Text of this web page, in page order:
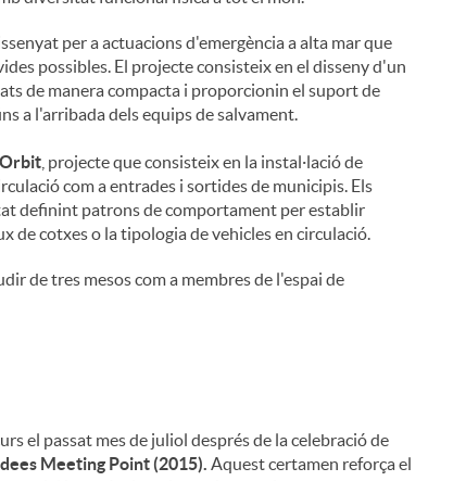
per a actuacions d'emergència a alta mar que
possibles. El projecte consisteix en el disseny d'un
de manera compacta i proporcionin el suport de
a l'arribada dels equips de salvament.
Orbit , projecte que consisteix en la instal·lació de
com a entrades i sortides de municipis. Els
definint patrons de comportament per establir
de cotxes o la tipologia de vehicles en circulació.
de tres mesos com a membres de l'espai de
el passat mes de juliol després de la celebració de
Meeting Point (2015). Aquest certamen reforça el